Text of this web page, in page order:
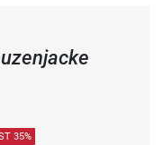
35%